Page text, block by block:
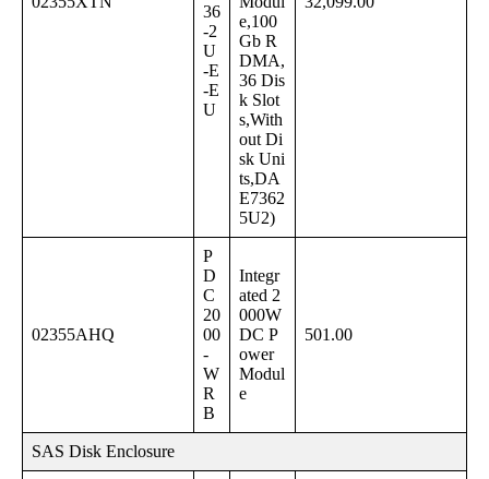
36
-2
U
-E
-E
U
e,100
Gb R
DMA,
36 Dis
k Slot
s,With
out Di
sk Uni
ts,DA
E7362
5U2)
02355AHQ
P
D
C
20
00
-
W
R
B
Integr
ated 2
000W
DC P
ower
Modul
e
501.00
SAS Disk Enclosure